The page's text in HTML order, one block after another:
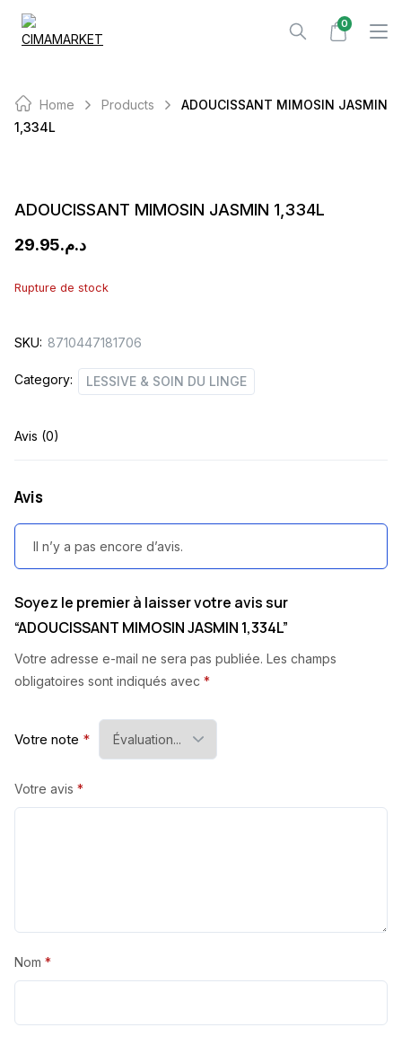
Skip
0
Home Products
ADOUCISSANT MIMOSIN JASMIN
1,334L
ADOUCISSANT MIMOSIN JASMIN 1,334L
د.م.29.95
Rupture de stock
SKU: 8710447181706
Category: LESSIVE & SOIN DU LINGE
Avis (0)
Avis
Il n’y a pas encore d’avis.
Soyez le premier à laisser votre avis sur
“ADOUCISSANT MIMOSIN JASMIN 1,334L”
Votre adresse e-mail ne sera pas publiée. Les champs
obligatoires sont indiqués avec *
Votre note *
Votre avis *
Nom *